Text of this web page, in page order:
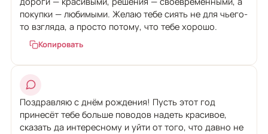
покупки — любимыми. Желаю тебе сиять не для чьего-
то взгляда, а просто потому, что тебе хорошо.
Копировать
Поздравляю с днём рождения! Пусть этот год
принесёт тебе больше поводов надеть красивое,
сказать да интересному и уйти от того, что давно не